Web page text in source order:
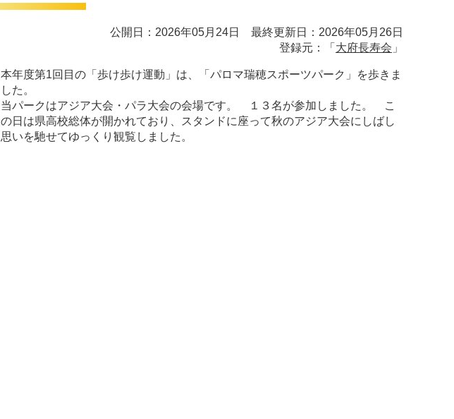
公開日：2026年05月24日 最終更新日：2026年05月26日
登録元：「 大府長寿会 」
本年度第1回目の「歩け歩け運動」は、「パロマ瑞穂スポーツパーク」を歩きま
した。
当パークはアジア大会・パラ大会の会場です。 １３名が参加しました。 こ
の日は県高校総体が開かれており、スタンドに座って秋のアジア大会にしばし
思いを馳せてゆっくり観覧しました。